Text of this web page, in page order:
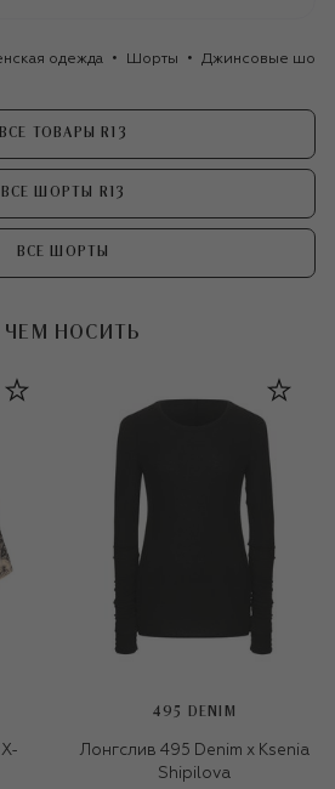
одежда Шорты Джинсовые
ВСЕ ТОВАРЫ R13
ВСЕ ШОРТЫ R13
ВСЕ ШОРТЫ
ЧЕМ НОСИТЬ
495 DENIM
Лонгслив 495 Denim x Ksenia
Shipilova